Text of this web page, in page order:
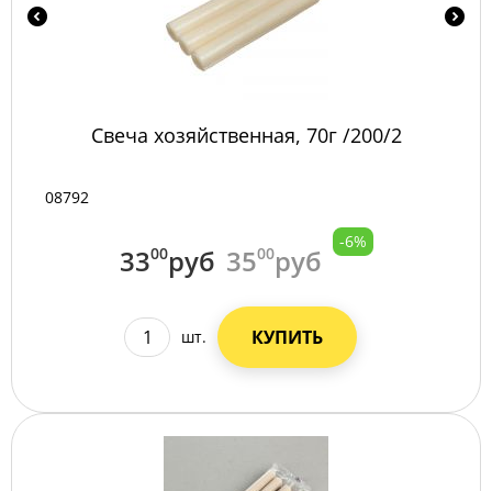
Свеча хозяйственная, 70г /200/2
08792
3300руб 3500руб
-6%
шт. КУПИТЬ